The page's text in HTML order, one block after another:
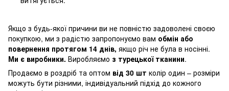
Якщо з будь-якої причини ви не повністю задоволені своєю
покупкою, ми з радістю запропонуємо вам обмін або
повернення протягом 14 днів, якщо річ не була в носінні.
Ми є виробники. Виробляємо з турецької тканини.
Продаємо в роздріб та оптом від 30 шт колір один – розміри
можуть бути різними, індивідуальний підхід до кожного